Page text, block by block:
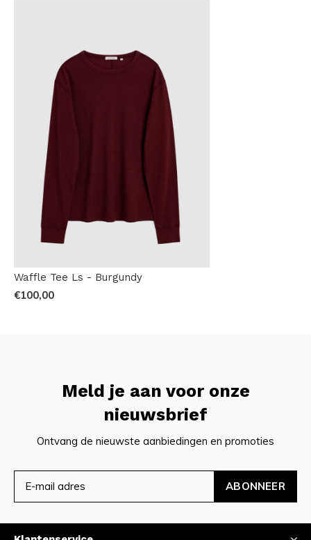
Waffle Tee Ls - Burgundy
€100,00
Meld je aan voor onze
nieuwsbrief
Ontvang de nieuwste aanbiedingen en promoties
ABONNEER